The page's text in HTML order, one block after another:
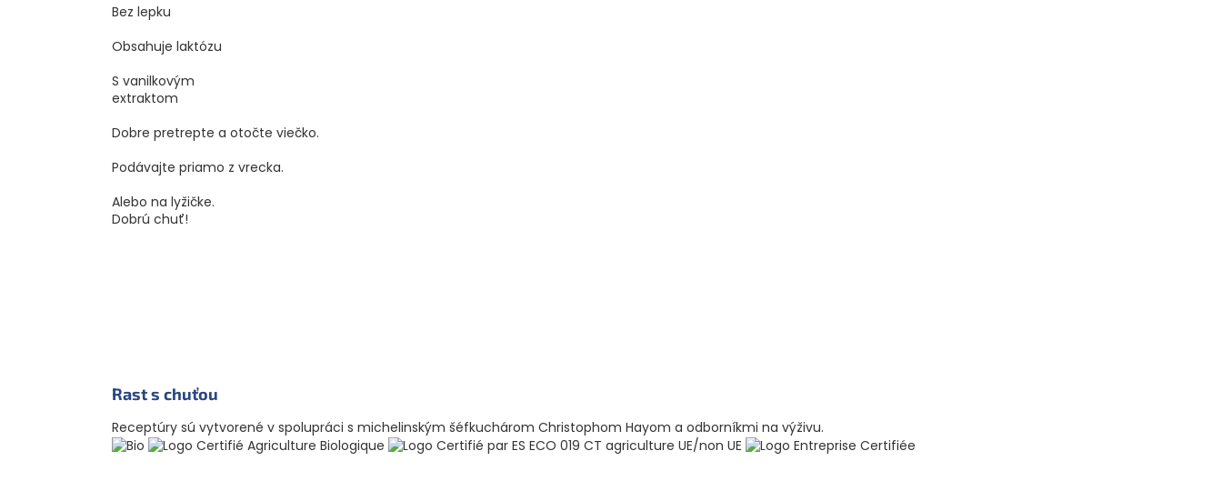
Bez lepku
Obsahuje laktózu
S vanilkovým
extraktom
Dobre pretrepte a otočte viečko.
Podávajte priamo z vrecka.
Alebo na lyžičke.
Dobrú chuť!
Rast s chuťou
Receptúry sú vytvorené v spolupráci s michelinským šéfkuchárom Christophom Hayom a odborníkmi na výživu.